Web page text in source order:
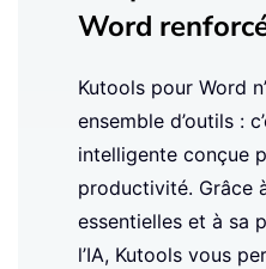
Word
Kutools pour Word
ensemble d’outils :
intelligente conçue
productivité. Grâce
essentielles et à sa
l’IA, Kutools vous